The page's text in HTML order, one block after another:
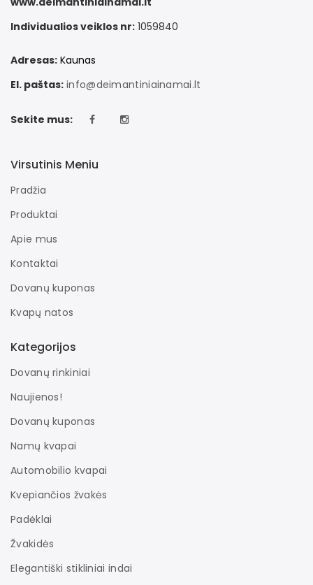
Individualios veiklos nr: 1059840
Adresas: Kaunas
El. paštas: info@deimantiniainamai.lt
Sekite mus:
Virsutinis Meniu
Pradžia
Produktai
Apie mus
Kontaktai
Dovanų kuponas
Kvapų natos
Kategorijos
Dovanų rinkiniai
Naujienos!
Dovanų kuponas
Namų kvapai
Automobilio kvapai
Kvepiančios žvakės
Padėklai
Žvakidės
Elegantiški stikliniai indai